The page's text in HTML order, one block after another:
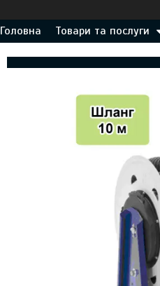
Головна Товари та послуги